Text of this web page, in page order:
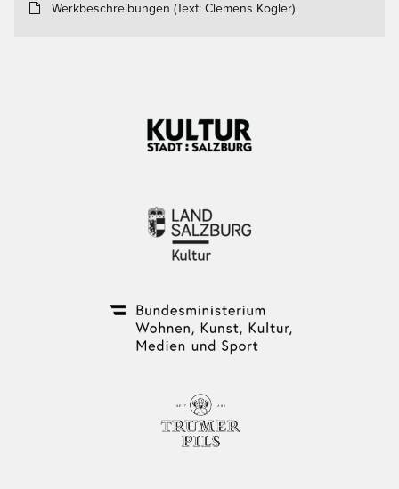
Werkbeschreibungen (Text: Clemens Kogler)